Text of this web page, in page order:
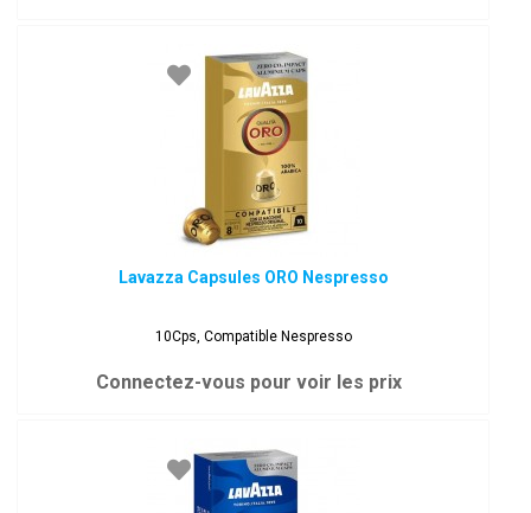
Lavazza Capsules ORO Nespresso
10Cps, Compatible Nespresso
Connectez-vous pour voir les prix